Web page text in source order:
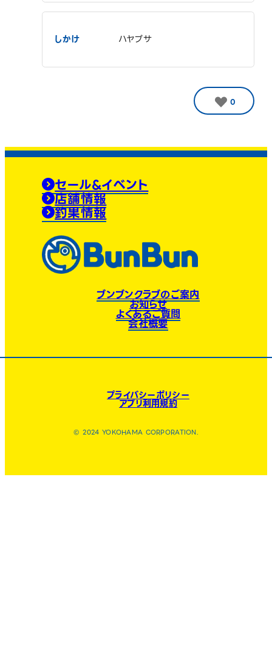
しかけ ハヤブサ
0
セール&イベント
店舗情報
釣果情報
ブンブンクラブのご案内
お知らせ
よくあるご質問
会社概要
プライバシーポリシー
アプリ利用規約
© 2024 YOKOHAMA CORPORATION.